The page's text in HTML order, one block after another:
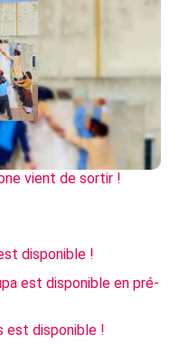
vient de sortir !
disponible !
est disponible en pré-
est disponible !